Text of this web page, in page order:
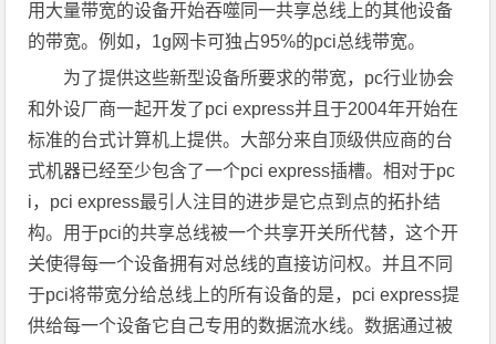
用大量带宽的设备开始吞噬同一共享总线上的其他设备
的带宽。例如，1g网卡可独占95%的pci总线带宽。
为了提供这些新型设备所要求的带宽，pc行业协会
和外设厂商一起开发了pci express并且于2004年开始在
标准的台式计算机上提供。大部分来自顶级供应商的台
式机器已经至少包含了一个pci express插槽。相对于pc
i，pci express最引人注目的进步是它点到点的拓扑结
构。用于pci的共享总线被一个共享开关所代替，这个开
关使得每一个设备拥有对总线的直接访问权。并且不同
于pci将带宽分给总线上的所有设备的是，pci express提
供给每一个设备它自己专用的数据流水线。数据通过被